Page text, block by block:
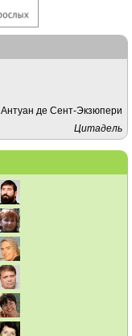
Антуан де Сент-Экзюпери
Цитадель